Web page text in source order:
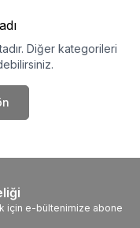
Diğer kategorileri
için e-bültenimize abone